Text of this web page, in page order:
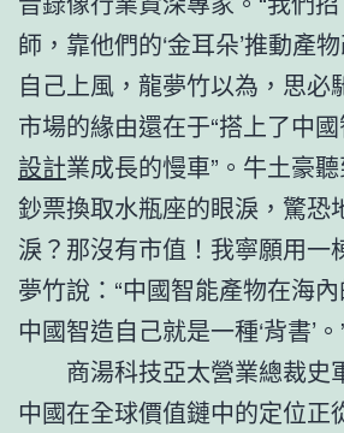
師，靠他們的‘金耳朵’推動產
自己上風，龍夢竹以為，思必
市場的緣由還在于“搭上了中
設計業成長的慢車”。牛土豪
鈔票換取水瓶座的眼淚，驚恐
淚？那沒有市值！我寧願用一
夢竹說：“中國智能產物在海
中國智造自己就是一種‘背書’。
商湯科技亞太營業總裁史
中國在全球價值鏈中的定位正